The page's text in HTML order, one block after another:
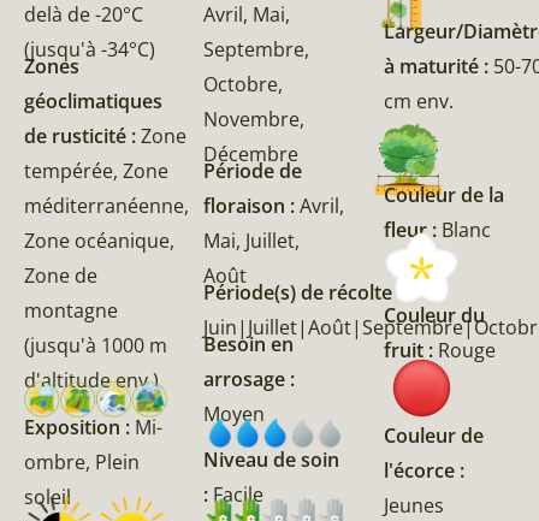
delà de -20°C
(jusqu'à -34°C)
Zones
géoclimatiques
de rusticité :Zone
tempérée, Zone
méditerranéenne,
Zone océanique,
Zone de
montagne
(jusqu'à 1000 m
d'altitude env.)
Exposition : Mi-
ombre, Plein
soleil
Avril, Mai,
Septembre,
Octobre,
Novembre,
Décembre
Période de
floraison :Avril,
Mai, Juillet,
Août
Période(s) de récolte :
Besoin en
arrosage :
Moyen
Niveau de soin
: Facile
Largeur/
à maturité : 50-
cm env.
Couleur de la
fleur : Blanc
Couleur du
fruit : Rouge
Couleur de
l'écorce :
Jeunes